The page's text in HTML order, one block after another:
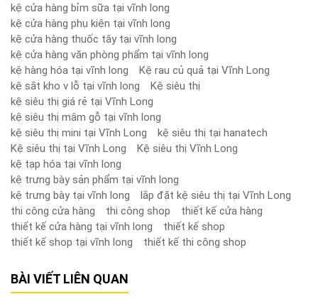
kệ cửa hàng bỉm sữa tại vĩnh long
kệ cửa hàng phụ kiện tại vĩnh long
kệ cửa hàng thuốc tây tại vĩnh long
kệ cửa hàng văn phòng phẩm tại vĩnh long
kệ hàng hóa tại vĩnh long
Kệ rau củ quả tại Vĩnh Long
kệ sắt kho v lỗ tại vĩnh long
Kệ siêu thị
kệ siêu thị giá rẻ tại Vĩnh Long
kệ siêu thị mâm gỗ tại vĩnh long
kệ siêu thị mini tại Vĩnh Long
kệ siêu thị tại hanatech
Kệ siêu thị tại Vĩnh Long
Kệ siêu thị Vĩnh Long
kệ tạp hóa tại vĩnh long
kệ trưng bày sản phẩm tại vĩnh long
kệ trưng bày tại vĩnh long
lắp đặt kệ siêu thị tại Vĩnh Long
thi công cửa hàng
thi công shop
thiết kế cửa hàng
thiết kế cửa hàng tại vĩnh long
thiết kế shop
thiết kế shop tại vĩnh long
thiết kế thi công shop
BÀI VIẾT LIÊN QUAN